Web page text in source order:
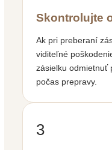
Skontrolujte
Ak pri preberaní
viditeľné
zásielku odmietnuť
počas prepravy.
3